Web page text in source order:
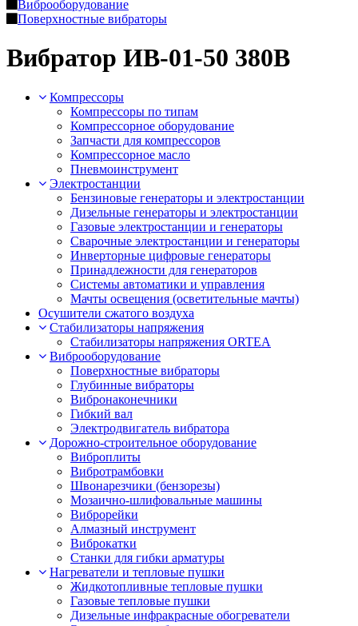
Виброоборудование
Поверхностные вибраторы
Вибратор ИВ-01-50 380В
Компрессоры
Компрессоры по типам
Компрессорное оборудование
Запчасти для компрессоров
Компрессорное масло
Пневмоинструмент
Электростанции
Бензиновые генераторы и электростанции
Дизельные генераторы и электростанции
Газовые электростанции и генераторы
Сварочные электростанции и генераторы
Инверторные цифровые генераторы
Принадлежности для генераторов
Системы автоматики и управления
Мачты освещения (осветительные мачты)
Осушители сжатого воздуха
Cтабилизаторы напряжения
Стабилизаторы напряжения ORTEA
Виброоборудование
Поверхностные вибраторы
Глубинные вибраторы
Вибронаконечники
Гибкий вал
Электродвигатель вибратора
Дорожно-строительное оборудование
Виброплиты
Вибротрамбовки
Швонарезчики (бензорезы)
Мозаично-шлифовальные машины
Виброрейки
Алмазный инструмент
Виброкатки
Станки для гибки арматуры
Нагреватели и тепловые пушки
Жидкотопливные тепловые пушки
Газовые тепловые пушки
Дизельные инфракрасные обогреватели